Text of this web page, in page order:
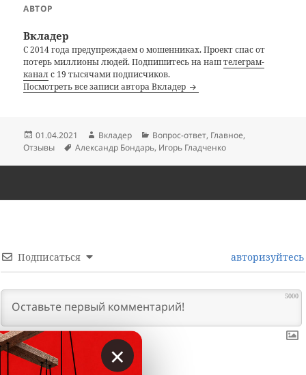
АВТОР
Вкладер
С 2014 года предупреждаем о мошенниках. Проект спас от
потерь миллионы людей. Подпишитесь на наштелеграм-
каналс 19 тысячами подписчиков.
Посмотреть все записи автора Вкладер
Опубликовано
01.04.2021 Автор
Вкладер Рубрики
Вопрос-ответ, Главное,
Отзывы
Метки
Александр Бондарь, Игорь Гладченко
Подписаться авторизуйтесь
5000
×